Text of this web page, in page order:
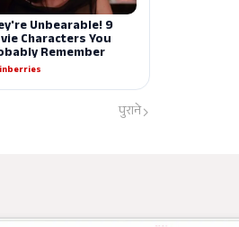
पुराने